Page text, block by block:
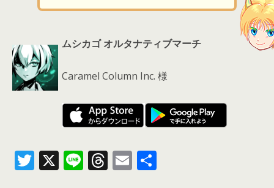
ムシカゴ オルタナティブマーチ
Caramel Column Inc. 様
T X Li T E